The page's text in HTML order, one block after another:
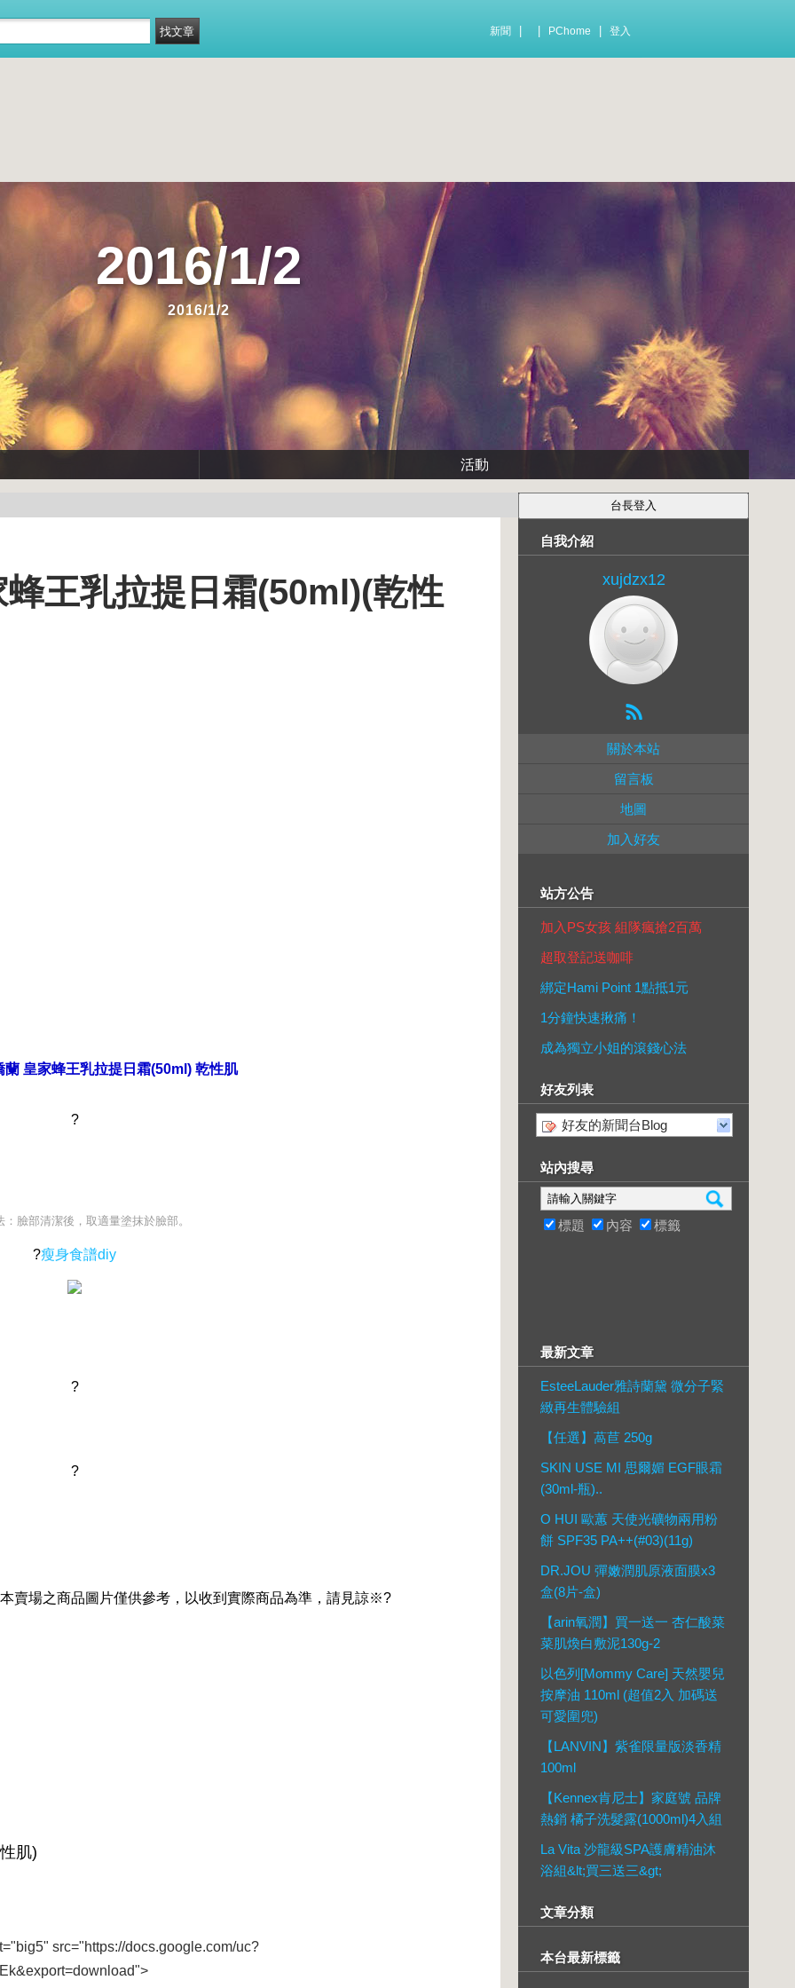
新聞 PChome 登入
2016/1/2
2016/1/2
活動
王乳拉提日霜(50ml)(乾性
皇家蜂王乳拉提日霜(50ml) 乾性肌
?
：臉部清潔後，取適量塗抹於臉部。
?瘦身食譜diy
?
?
賣場之商品圖片僅供參考，以收到實際商品為準，請見諒※?
src="https://docs.google.com/uc?
自我介紹
xujdzx12
關於本站
留言板
地圖
加入好友
站方公告
加入PS女孩 組隊瘋搶2百萬
超取登記送咖啡
綁定Hami Point 1點抵1元
1分鐘快速揪痛！
成為獨立小姐的滾錢心法
好友列表
好友的新聞台Blog
站內搜尋
標題 內容 標籤
最新文章
EsteeLauder雅詩蘭黛 微分子緊
緻再生體驗組
【任選】萵苣 250g
SKIN USE MI 思爾媚 EGF眼霜
(30ml-瓶)..
O HUI 歐蕙 天使光礦物兩用粉
餅 SPF35 PA++(#03)(11g)
DR.JOU 彈嫩潤肌原液面膜x3
盒(8片-盒)
【arin氧潤】買一送一 杏仁酸菜
菜肌煥白敷泥130g-2
以色列[Mommy Care] 天然嬰兒
按摩油 110ml (超值2入 加碼送
可愛圍兜)
【LANVIN】紫雀限量版淡香精
100ml
【Kennex肯尼士】家庭號 品牌
熱銷 橘子洗髮露(1000ml)4入組
La Vita 沙龍級SPA護膚精油沐
浴組&lt;買三送三&gt;
文章分類
本台最新標籤